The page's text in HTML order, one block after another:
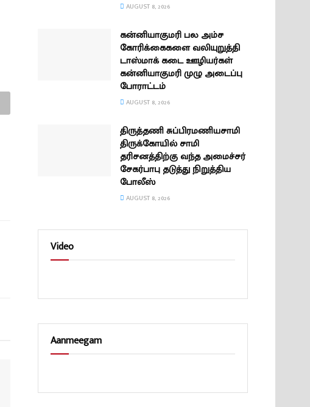
AUGUST 8, 2026
கன்னியாகுமரி பல அம்ச
கோரிக்கைகளை வலியுறுத்தி
டாஸ்மாக் கடை ஊழியர்கள்
கன்னியாகுமரி முழு அடைப்பு
போராட்டம்
AUGUST 8, 2026
திருத்தணி சுப்பிரமணியசாமி
திருக்கோயில் சாமி
தரிசனத்திற்கு வந்த அமைச்சர்
சேகர்பாபு தடுத்து நிறுத்திய
போலீஸ்
AUGUST 8, 2026
Video
Aanmeegam